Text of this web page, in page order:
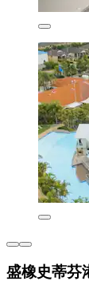
盛橡史蒂芬